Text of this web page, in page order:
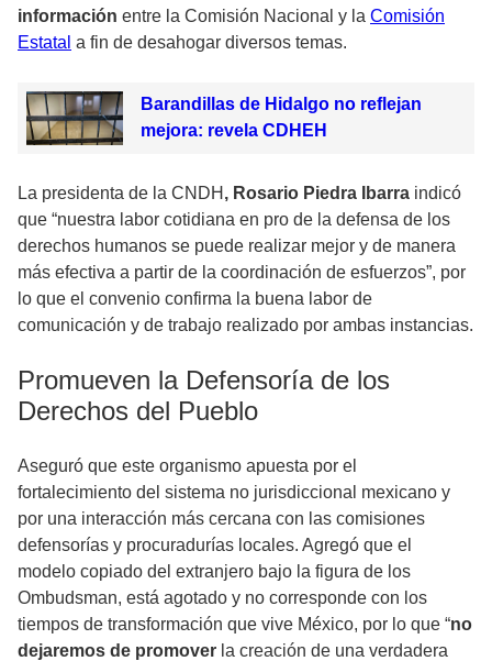
información entre la Comisión Nacional y la Comisión
Estatal a fin de desahogar diversos temas.
Barandillas de Hidalgo no reflejan
mejora: revela CDHEH
La presidenta de la CNDH , Rosario Piedra Ibarra indicó
que “nuestra labor cotidiana en pro de la defensa de los
derechos humanos se puede realizar mejor y de manera
más efectiva a partir de la coordinación de esfuerzos”, por
lo que el convenio confirma la buena labor de
comunicación y de trabajo realizado por ambas instancias.
Promueven la Defensoría de los
Derechos del Pueblo
Aseguró que este organismo apuesta por el
fortalecimiento del sistema no jurisdiccional mexicano y
por una interacción más cercana con las comisiones
defensorías y procuradurías locales. Agregó que el
modelo copiado del extranjero bajo la figura de los
Ombudsman, está agotado y no corresponde con los
tiempos de transformación que vive México, por lo que “no
dejaremos de promover la creación de una verdadera